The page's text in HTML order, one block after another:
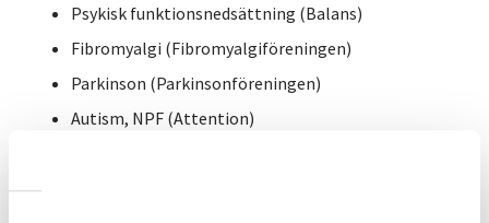
Psykisk funktionsnedsättning (Balans)
Fibromyalgi (Fibromyalgiföreningen)
Parkinson (Parkinsonföreningen)
Autism, NPF (Attention)